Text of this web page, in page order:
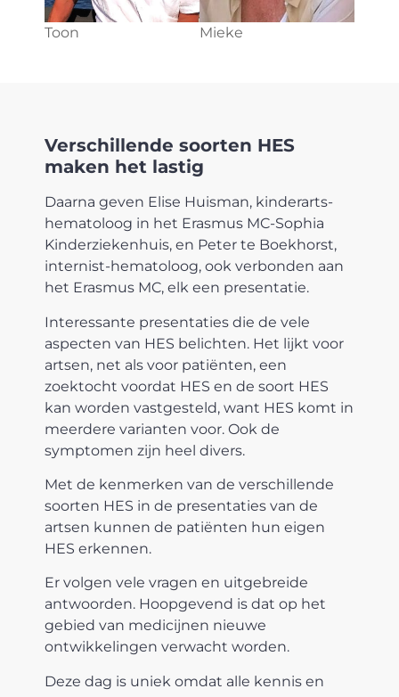
Toon Mieke
Verschillende soorten HES
maken het lastig
Daarna geven Elise Huisman, kinderarts-
hematoloog in het Erasmus MC-Sophia
Kinderziekenhuis, en Peter te Boekhorst,
internist-hematoloog, ook verbonden aan
het Erasmus MC, elk een presentatie.
Interessante presentaties die de vele
aspecten van HES belichten. Het lijkt voor
artsen, net als voor patiënten, een
zoektocht voordat HES en de soort HES
kan worden vastgesteld, want HES komt in
meerdere varianten voor. Ook de
symptomen zijn heel divers.
Met de kenmerken van de verschillende
soorten HES in de presentaties van de
artsen kunnen de patiënten hun eigen
HES erkennen.
Er volgen vele vragen en uitgebreide
antwoorden. Hoopgevend is dat op het
gebied van medicijnen nieuwe
ontwikkelingen verwacht worden.
Deze dag is uniek omdat alle kennis en